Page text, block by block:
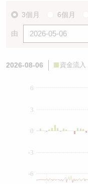
3個月 6個月
由
2026-08-06 資金流入
0
-6
-3
3
6